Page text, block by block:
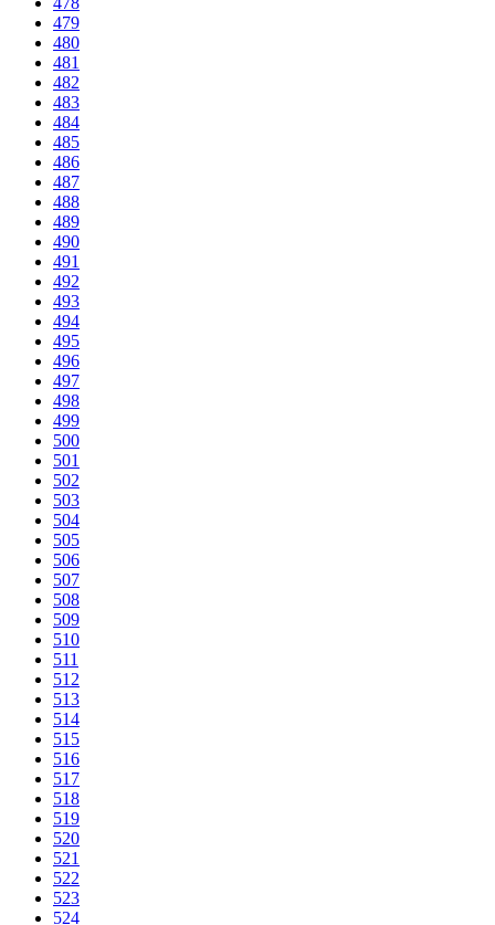
479
480
481
482
483
484
485
486
487
488
489
490
491
492
493
494
495
496
497
498
499
500
501
502
503
504
505
506
507
508
509
510
511
512
513
514
515
516
517
518
519
520
521
522
523
524